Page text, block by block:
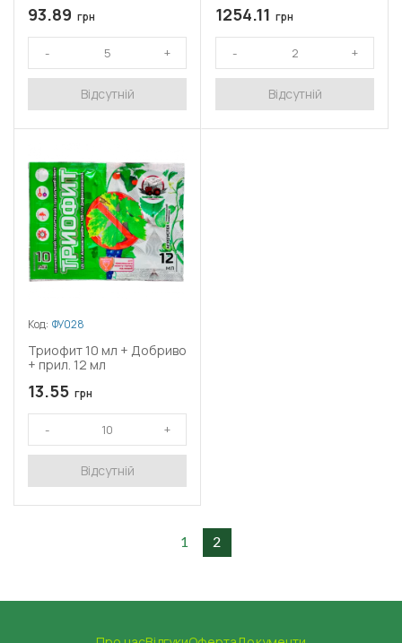
93.89 грн
Відсутній
1254.11 грн
Відсутній
Код: ФУ028
Триофит 10 мл + Добриво
+ прил. 12 мл
13.55 грн
Відсутній
1 2